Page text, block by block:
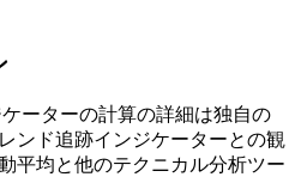
ーターの計算の詳細は独自の
ンド追跡インジケーターとの観
平均と他のテクニカル分析ツー